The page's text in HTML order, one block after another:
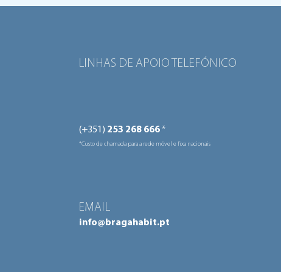
LINHAS DE APOIO TELEFÓNICO
(+351) 253 268 666*
*Custo de chamada para a rede móvel e fixa nacionais
EMAIL
info@bragahabit.pt